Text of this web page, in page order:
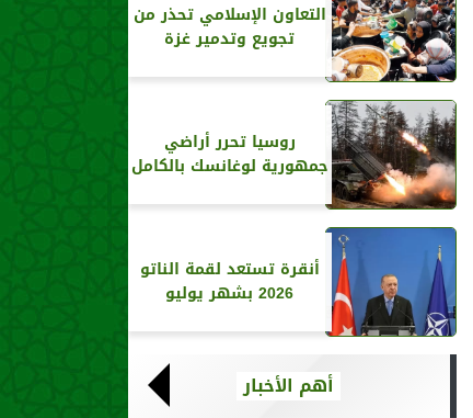
التعاون الإسلامي تحذر من
تجويع وتدمير غزة
روسيا تحرر أراضي
جمهورية لوغانسك بالكامل
أنقرة تستعد لقمة الناتو
2026 بشهر يوليو
أهم الأخبار